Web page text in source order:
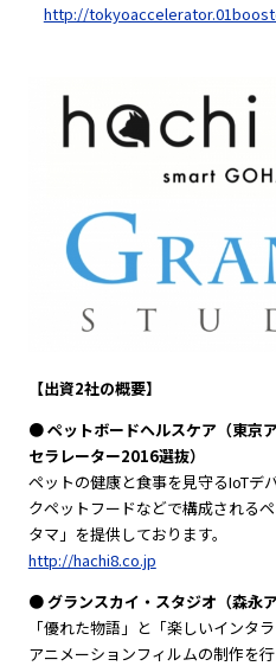
http://
【出資2社の概要】
● ペットボードヘルスケア（東京
セラレーター2016選抜）
ペットの健康と食事を見守るIoTデ
クペットフードなどで構成される
タマ」を提供しております。
http://hachi8.co.jp
● グランスカイ・スタジオ（森永
「優れた物語」と「楽しいインタ
アニメーションフィルムの制作を行